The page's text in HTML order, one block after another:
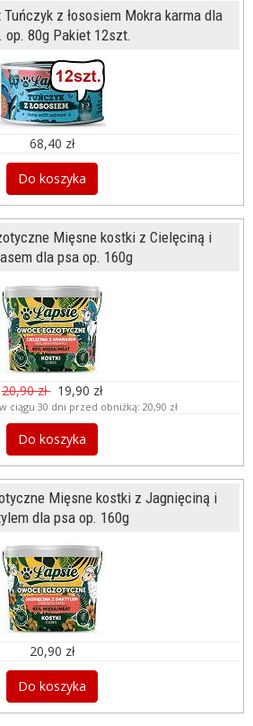
z łososiem Mokra karma dla
op. 80g Pakiet 12szt.
68,40 zł
Do koszyka
Mięsne kostki z Cielęciną i
dla psa op. 160g
20,90 zł 19,90 zł
ciągu 30 dni przed obniżką: 20,90 zł
Do koszyka
Mięsne kostki z Jagnięciną i
dla psa op. 160g
20,90 zł
Do koszyka